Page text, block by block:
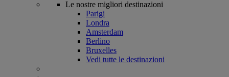
Le nostre migliori destinazioni
Parigi
Londra
Amsterdam
Berlino
Bruxelles
Vedi tutte le destinazioni